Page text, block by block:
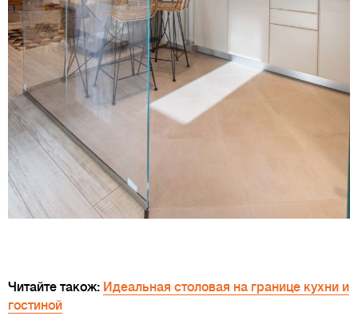
Читайте також: Идеальная столовая на границе кухни и
гостиной